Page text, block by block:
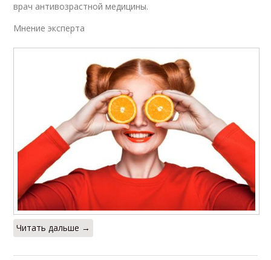
врач антивозрастной медицины.
Мнение эксперта
Читать дальше →